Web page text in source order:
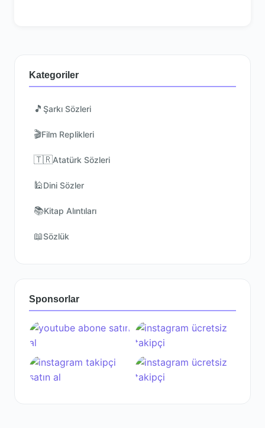
Kategoriler
🎵 Şarkı Sözleri
🎬Film Replikleri
🇹🇷Atatürk Sözleri
🕌Dini Sözler
📚Kitap Alıntıları
📖Sözlük
Sponsorlar